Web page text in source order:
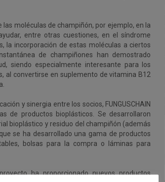
las moléculas de champiñón, por ejemplo, en la
entre otras cuestiones, en el síndrome
la incorporación de estas moléculas a ciertos
de champiñones han demostrado
siendo especialmente interesante para los
al convertirse en suplemento de vitamina B12
y sinergia entre los socios, FUNGUSCHAIN
de productos bioplásticos. Se desarrollaron
bioplástico y residuo del champiñón (además
se ha desarrollado una gama de productos
bolsas para la compra o láminas para
ha proporcionado nuevos productos